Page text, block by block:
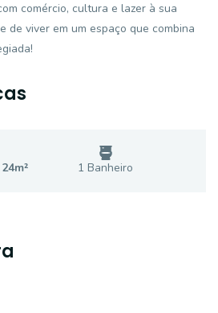
comércio, cultura e lazer à sua
de viver em um espaço que combina
24m² 1 Banheiro